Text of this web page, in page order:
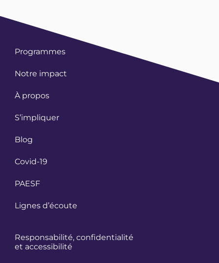
Programmes
Notre impact
À propos
S’impliquer
Blog
Covid-19
PAESF
Lignes d’écoute
Responsabilité, confidentialité
et accessibilité